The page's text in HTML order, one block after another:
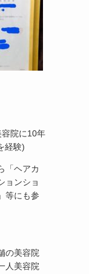
院に10年
経験)
「ヘアカ
ョンショ
等にも参
の美容院
人美容院